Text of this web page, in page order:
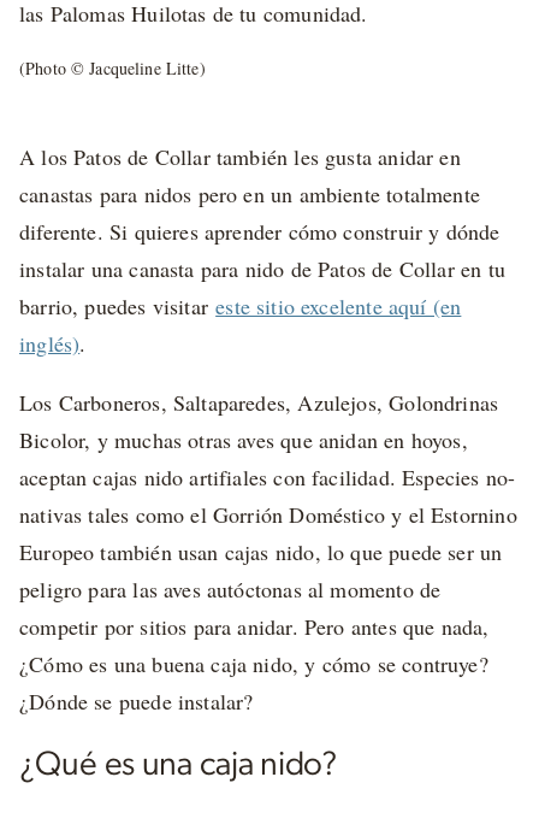
las Palomas Huilotas de tu comunidad.
(Photo © Jacqueline Litte)
A los Patos de Collar también les gusta anidar en
canastas para nidos pero en un ambiente totalmente
diferente. Si quieres aprender cómo construir y dónde
instalar una canasta para nido de Patos de Collar en tu
barrio, puedes visitareste sitio excelente aquí (en
inglés).
Los Carboneros, Saltaparedes, Azulejos, Golondrinas
Bicolor, y muchas otras aves que anidan en hoyos,
aceptan cajas nido artifiales con facilidad. Especies no-
nativas tales como el Gorrión Doméstico y el Estornino
Europeo también usan cajas nido, lo que puede ser un
peligro para las aves autóctonas al momento de
competir por sitios para anidar. Pero antes que nada,
¿Cómo es una buena caja nido, y cómo se contruye?
¿Dónde se puede instalar?
¿Qué es una caja nido?